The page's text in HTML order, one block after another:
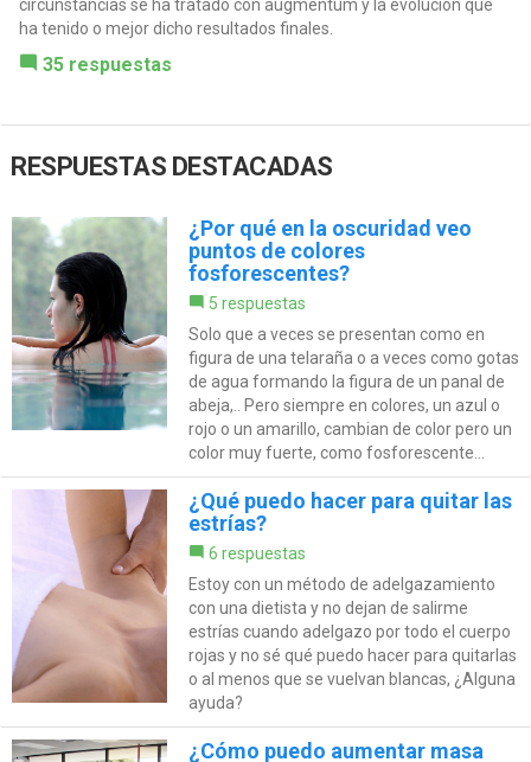
circunstancias se ha tratado con augmentum y la evolución que
ha tenido o mejor dicho resultados finales.
35 respuestas
RESPUESTAS DESTACADAS
¿Por qué en la oscuridad veo
puntos de colores
fosforescentes?
5 respuestas
Solo que a veces se presentan como en
figura de una telaraña o a veces como gotas
de agua formando la figura de un panal de
abeja,.. Pero siempre en colores, un azul o
rojo o un amarillo, cambian de color pero un
color muy fuerte, como fosforescente...
¿Qué puedo hacer para quitar las
estrías?
6 respuestas
Estoy con un método de adelgazamiento
con una dietista y no dejan de salirme
estrías cuando adelgazo por todo el cuerpo
rojas y no sé qué puedo hacer para quitarlas
o al menos que se vuelvan blancas, ¿Alguna
ayuda?
¿Cómo puedo aumentar masa